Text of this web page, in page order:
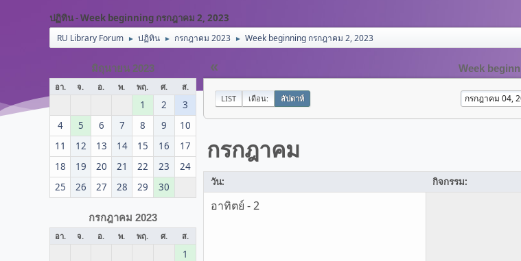
ปฏิทิน - Week beginning กรกฎาคม 2, 2023
RU Library Forum ► ปฏิทิน ► กรกฎาคม 2023 ► Week beginning กรกฎาคม 2, 2023
มิถุนายน 2023
อา. จ. อ. พ. พฤ. ศ. ส.
1 2
3
4
5 6 7 8 9
10
11
12 13 14 15 16
17
18
19 20 21 22 23
24
25
26 27 28 29 30
กรกฎาคม 2023
อา. จ. อ. พ. พฤ. ศ. ส.
1
« Week
LIST เดือน: สัปดาห์
กรกฎาคม
วัน: กิจกรรม:
อาทิตย์ - 2